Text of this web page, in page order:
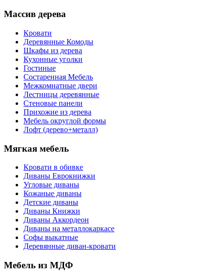
Массив дерева
Кровати
Деревянные Комоды
Шкафы из дерева
Кухонные уголки
Гостиные
Состаренная Мебель
Межкомнатные двери
Лестницы деревянные
Стеновые панели
Прихожие из дерева
Мебель округлой формы
Лофт (дерево+металл)
Мягкая мебель
Кровати в обивке
Диваны Еврокнижки
Угловые диваны
Кожаные диваны
Детские диваны
Диваны Книжки
Диваны Аккордеон
Диваны на металлокаркасе
Софы выкатные
Деревянные диван-кровати
Мебель из МДФ